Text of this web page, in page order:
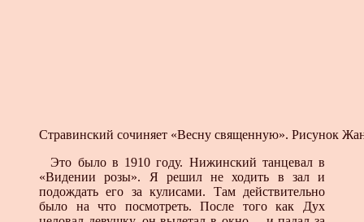
Стравинский сочиняет «Весну священную». Рисунок
Это было в 1910 году. Нижинский танцевал в
«Видении розы». Я решил не ходить в зал и
подождать его за кулисами. Там действительно
было на что посмотреть. После того как Дух